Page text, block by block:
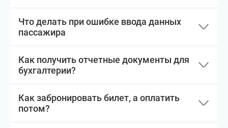
Что делать при ошибке ввода данных
пассажира
Как получить отчетные документы для
бухгалтерии?
Как забронировать билет, а оплатить
потом?